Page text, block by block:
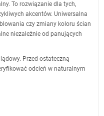
To rozwiązanie dla tych,
akcentów. Uniwersalna
czy zmiany koloru ścian
niezależnie od panujących
Przed ostateczną
odcień w naturalnym